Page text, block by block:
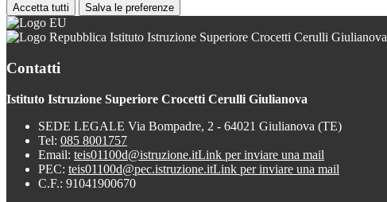
Accetta tutti Salva le preferenze
Istituto Istruzione Superiore Crocetti Cerulli Giulianova
Contatti
Istituto Istruzione Superiore Crocetti Cerulli Giulianova
SEDE LEGALE Via Bompadre, 2 - 64021 Giulianova (TE)
Tel: 085 8001757
Email: teis01100d@istruzione.itLink per inviare una mail
PEC: teis01100d@pec.istruzione.itLink per inviare una mail
C.F.: 91041900670